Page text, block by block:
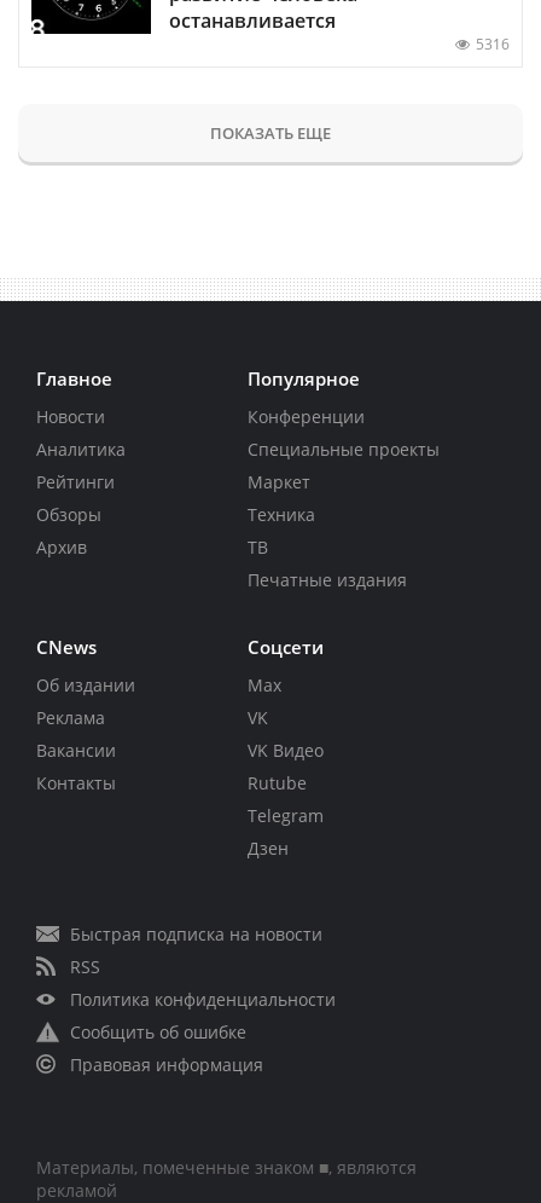
останавливается
5316
ПОКАЗАТЬ ЕЩЕ
Главное
Новости
Аналитика
Рейтинги
Обзоры
Архив
Популярное
Конференции
Специальные проекты
Маркет
Техника
ТВ
Печатные издания
CNews
Об издании
Реклама
Вакансии
Контакты
Соцсети
Max
VK
VK Видео
Rutube
Telegram
Дзен
Быстрая подписка на новости
RSS
Политика конфиденциальности
Сообщить об ошибке
Правовая информация
Материалы, помеченные знаком ■, являются
рекламой